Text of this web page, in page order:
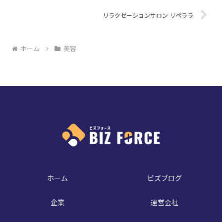
リラクゼーションサロン リペララ
ホーム 美容
ホーム ビズブログ
企業 運営会社